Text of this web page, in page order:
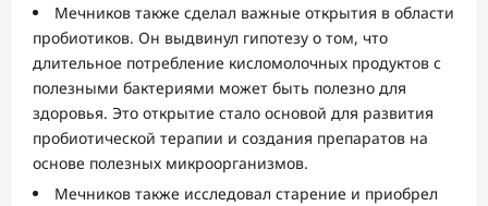
Мечников также сделал важные открытия в области
пробиотиков. Он выдвинул гипотезу о том, что
длительное потребление кисломолочных продуктов с
полезными бактериями может быть полезно для
здоровья. Это открытие стало основой для развития
пробиотической терапии и создания препаратов на
основе полезных микроорганизмов.
Мечников также исследовал старение и приобрел